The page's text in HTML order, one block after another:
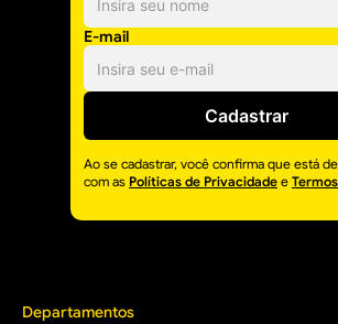
E-mail
Cadastrar
Ao se cadastrar, você confirma que está
com as Políticas de Privacidade e
Departamentos